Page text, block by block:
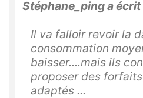
Stéphane_ping a écrit
Il va falloir revoir la
consommation
baisser....mais ils
proposer des
adaptés ...